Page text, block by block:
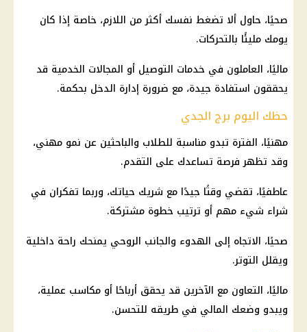
صحيًا، حاول ألا تضغط نفسك أكثر من اللازم، خاصة إذا كان
يومك مليئًا بالتحركات.
ماليًا، العاملون في خدمات التوصيل أو المجالات الخدمية قد
يحققون استفادة جيدة، مع ضرورة إدارة الدخل بحكمة.
حظك اليوم برج الجدي
مهنيًا، الفترة تبدو مناسبة للطلاب والباحثين عن نمو مهني،
وقد تظهر فرصة تساعدك على التقدم.
عاطفيًا، تقضي وقتًا جيدًا مع شريك حياتك، وربما تفكران في
شراء شيء مهم أو ترتيب خطوة مشتركة.
صحيًا، الاتجاه إلى الهدوء والجانب الروحي يمنحك راحة داخلية
ويقلل التوتر.
ماليًا، التعاون مع الآخرين قد يحقق أرباحًا أو مكاسب عملية،
ويبدو وضعك المالي في طريقه للتحسن.